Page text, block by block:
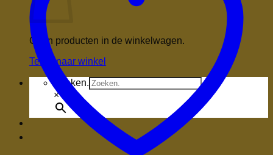
Geen producten in de winkelwagen.
Terug naar winkel
Zoeken.
×